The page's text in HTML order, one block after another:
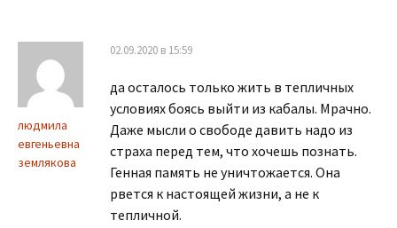
людмила
евгеньевна
землякова
02.09.2020 в 15:59
да осталось только жить в тепличных
условиях боясь выйти из кабалы. Мрачно.
Даже мысли о свободе давить надо из
страха перед тем, что хочешь познать.
Генная память не уничтожается. Она
рвется к настоящей жизни, а не к
тепличной.